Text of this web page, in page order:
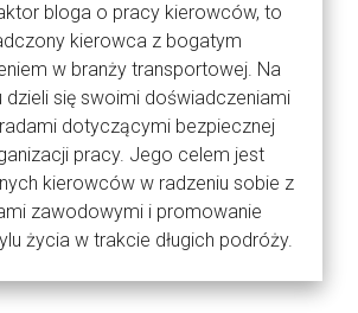
bloga o pracy kierowców, to
kierowca z bogatym
w branży transportowej. Na
się swoimi doświadczeniami
dotyczącymi bezpiecznej
pracy. Jego celem jest
kierowców w radzeniu sobie z
zawodowymi i promowanie
życia w trakcie długich podróży.